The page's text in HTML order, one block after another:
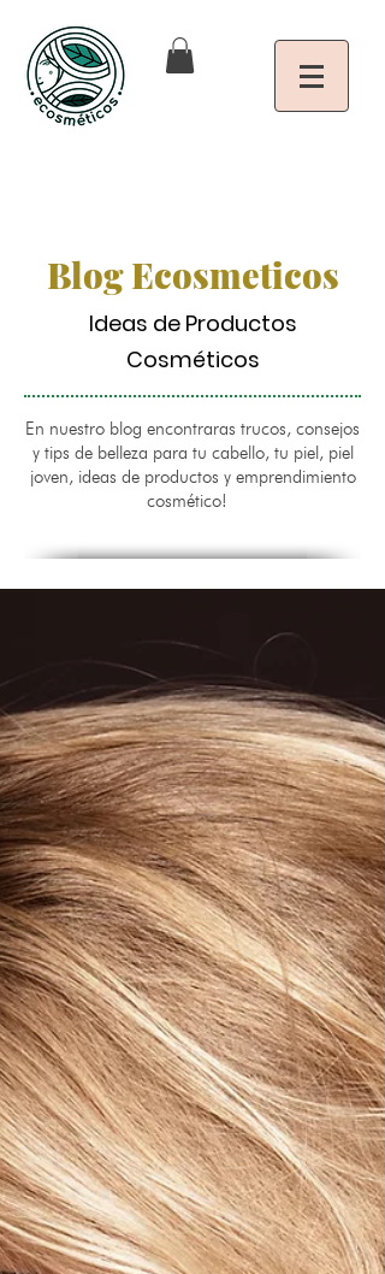
Blog Ecosmeticos
Ideas de Productos
Cosméticos
En nuestro blog encontraras trucos, consejos
y tips de belleza para tu cabello, tu piel, piel
joven, ideas de productos y emprendimiento
cosmético!